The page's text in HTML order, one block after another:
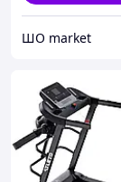
ШО market